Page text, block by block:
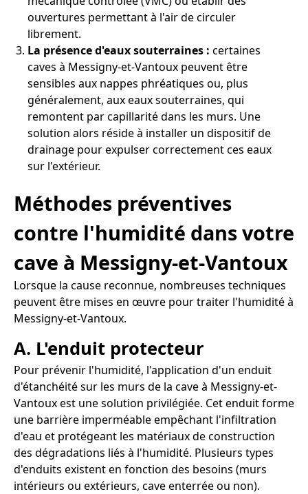
ouvertures permettant à l'air de circuler
librement.
La présence d'eaux souterraines : certaines
caves à Messigny-et-Vantoux peuvent être
sensibles aux nappes phréatiques ou, plus
généralement, aux eaux souterraines, qui
remontent par capillarité dans les murs. Une
solution alors réside à installer un dispositif de
drainage pour expulser correctement ces eaux
sur l'extérieur.
Méthodes préventives
contre l'humidité dans votre
cave à Messigny-et-Vantoux
Lorsque la cause reconnue, nombreuses techniques
peuvent être mises en œuvre pour traiter l'humidité à
Messigny-et-Vantoux.
A. L'enduit protecteur
Pour prévenir l'humidité, l'application d'un enduit
d'étanchéité sur les murs de la cave à Messigny-et-
Vantoux est une solution privilégiée. Cet enduit forme
une barrière imperméable empêchant l'infiltration
d'eau et protégeant les matériaux de construction
des dégradations liés à l'humidité. Plusieurs types
d'enduits existent en fonction des besoins (murs
intérieurs ou extérieurs, cave enterrée ou non).